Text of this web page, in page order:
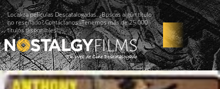
Localiza películas Descatalogadas. ¿Buscas algún título
no reseñado? Contáctanos -Tenemos más de 25.000
títulos disponibles!